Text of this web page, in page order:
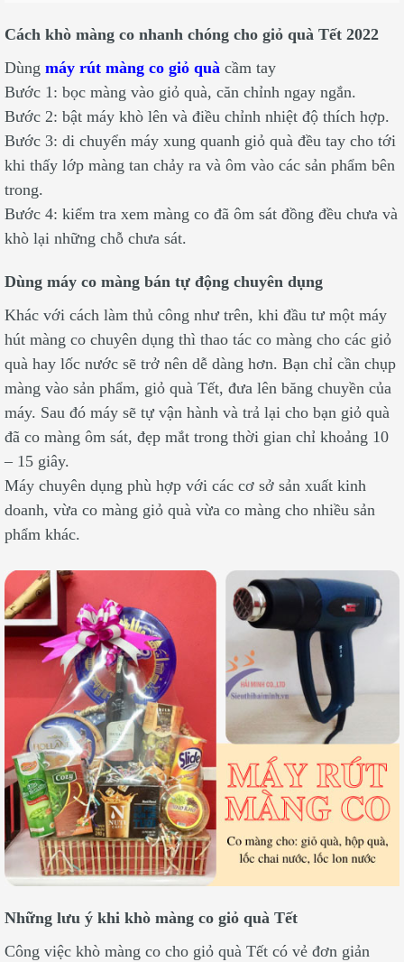
Cách khò màng co nhanh chóng cho giỏ quà Tết 2022
Dùng máy rút màng co giỏ quà cầm tay
Bước 1: bọc màng vào giỏ quà, căn chỉnh ngay ngắn.
Bước 2: bật máy khò lên và điều chỉnh nhiệt độ thích hợp.
Bước 3: di chuyển máy xung quanh giỏ quà đều tay cho tới
khi thấy lớp màng tan chảy ra và ôm vào các sản phẩm bên
trong.
Bước 4: kiểm tra xem màng co đã ôm sát đồng đều chưa và
khò lại những chỗ chưa sát.
Dùng máy co màng bán tự động chuyên dụng
Khác với cách làm thủ công như trên, khi đầu tư một máy
hút màng co chuyên dụng thì thao tác co màng cho các giỏ
quà hay lốc nước sẽ trở nên dễ dàng hơn. Bạn chỉ cần chụp
màng vào sản phẩm, giỏ quà Tết, đưa lên băng chuyền của
máy. Sau đó máy sẽ tự vận hành và trả lại cho bạn giỏ quà
đã co màng ôm sát, đẹp mắt trong thời gian chỉ khoảng 10
– 15 giây.
Máy chuyên dụng phù hợp với các cơ sở sản xuất kinh
doanh, vừa co màng giỏ quà vừa co màng cho nhiều sản
phẩm khác.
Những lưu ý khi khò màng co giỏ quà Tết
Công việc khò màng co cho giỏ quà Tết có vẻ đơn giản